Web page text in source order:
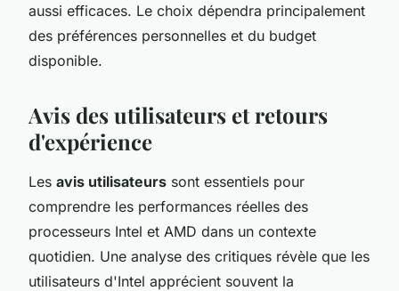
aussi efficaces. Le choix dépendra principalement
des préférences personnelles et du budget
disponible.
Avis des utilisateurs et retours
d'expérience
Les avis utilisateurs sont essentiels pour
comprendre les performances réelles des
processeurs Intel et AMD dans un contexte
quotidien. Une analyse des critiques révèle que les
utilisateurs d'Intel apprécient souvent la